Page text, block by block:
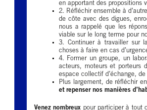
en apportant des propositions
2. Réfléchir ensemble à
de côte avec des digues,
nous a rappelé que les
viable sur le long terme pour
3. Continuer à travailler sur
choses à faire en cas
4. Former un groupe, un
acteurs, moteurs et porteurs
espace collectif d’échange,
Plus largement, de réfléchir
et repenser nos manières
Venez nombreux pour participer à tout